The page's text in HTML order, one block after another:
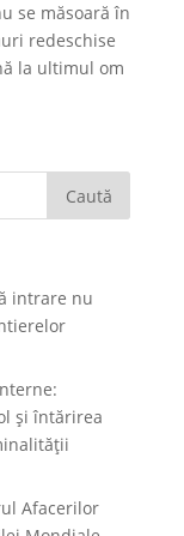
se măsoară în
redeschise
la ultimul om
intrare nu
și întărirea
Afacerilor